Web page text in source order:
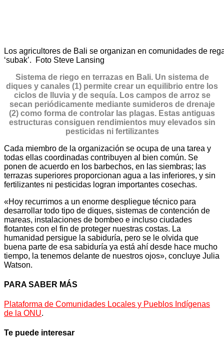
Los agricultores de Bali se organizan en comunidades de
‘subak’. Foto Steve Lansing
Sistema de riego en terrazas en Bali. Un sistema de
diques y canales (1) permite crear un equilibrio entre los
ciclos de lluvia y de sequía. Los campos de arroz se
secan periódicamente mediante sumideros de drenaje
(2) como forma de controlar las plagas. Estas antiguas
estructuras consiguen rendimientos muy elevados sin
pesticidas ni fertilizantes
Cada miembro de la organización se ocupa de una tarea y
todas ellas coordinadas contribuyen al bien común. Se
ponen de acuerdo en los barbechos, en las siembras; las
terrazas superiores proporcionan agua a las inferiores, y sin
fertilizantes ni pesticidas logran importantes cosechas.
«Hoy recurrimos a un enorme despliegue técnico para
desarrollar todo tipo de diques, sistemas de contención de
mareas, instalaciones de bombeo e incluso ciudades
flotantes con el fin de proteger nuestras costas. La
humanidad persigue la sabiduría, pero se le olvida que
buena parte de esa sabiduría ya está ahí desde hace mucho
tiempo, la tenemos delante de nuestros ojos», concluye Julia
Watson.
PARA SABER MÁS
Plataforma de Comunidades Locales y Pueblos Indígenas
de la ONU.
Te puede interesar